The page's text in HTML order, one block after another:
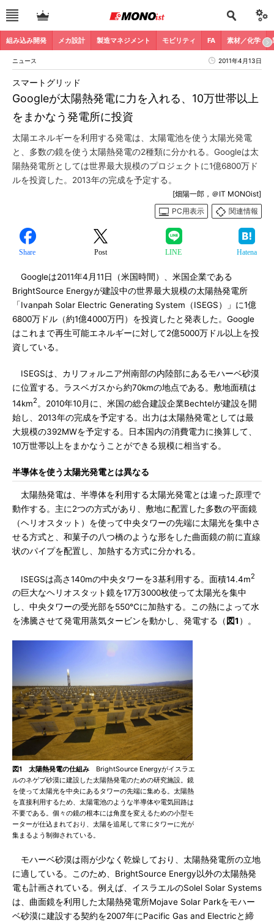
組み込み開発 メカ設計 製造マネジメント モビリティ FA 素材／化学
ニュース 2011年4月13日
Googleが太陽熱発電に力を入れる、10万世帯以上
をまかなう発電所に投資
スマートグリッド
太陽エネルギーを利用する発電は、太陽電池を使う太陽光発電
と、多数の鏡を使う太陽熱発電の2種類に分かれる。Googleは太
陽熱発電所としては世界最大規模のプロジェクトに1億6800万ド
ルを投資した。2013年の完成を予定する。
[畑陽一郎，＠IT MONOist]
PC用表示
関連情報
Share Post LINE Hatena
Googleは2011年4月11日（米国時間）、米国企業である
BrightSource Energyが建設中の世界最大規模の太陽熱発電所
「Ivanpah Solar Electric Generating System（ISEGS）」に1億
6800万ドル（約1億4000万円）を投資したと発表した。Google
はこれまで再生可能エネルギーに対して2億5000万ドル以上を投
資している。
ISEGSは、カリフォルニア州南部の内陸部にあるモハーベ砂漠
に位置する。ラスベガスから約70kmの地点である。敷地面積は
14km2 。2010年10月に、米国の総合建設企業Bechtelが建設を開
始し、2013年の完成を予定する。出力は太陽熱発電としては最
大規模の392MWを予定する。日本国内の消費電力に換算して、
10万世帯以上をまかなうことができる規模に相当する。
半導体を使う太陽光発電とは異なる
太陽熱発電は、半導体を利用する太陽光発電とは違った原理で
動作する。主に2つの方式があり、敷地に配置した多数の平面鏡
（ヘリオスタット）を使って中央タワーの先端に太陽光を集中さ
せる方式と、和菓子の八つ橋のような形をした曲面鏡の前に直線
状のパイプを配置し、加熱する方式に分かれる。
ISEGSは高さ140mの中央タワーを3基利用する。面積14.4m2
の巨大なヘリオスタット鏡を17万3000枚使って太陽光を集中
し、中央タワーの受光部を550℃に加熱する。この熱によって水
を沸騰させて発電用蒸気タービンを動かし、発電する（ 図1 ）。
図1 太陽熱発電の仕組み BrightSource Energyがイスラエ
ルのネゲブ砂漠に建設した太陽熱発電のための研究施設。鏡
を使って太陽光を中央にあるタワーの先端に集める。太陽熱
を直接利用するため、太陽電池のような半導体や電気回路は
不要である。個々の鏡の根本には角度を変えるための小型モ
ーターが仕込まれており、太陽を追尾して常にタワーに光が
集まるよう制御されている。
モハーベ砂漠は雨が少なく乾燥しており、太陽熱発電所の立地
に適している。このため、BrightSource Energy以外の太陽熱発
電も計画されている。例えば、イスラエルのSolel Solar Systems
は、曲面鏡を利用した太陽熱発電所Mojave Solar Parkをモハー
ベ砂漠に建設する契約を2007年にPacific Gas and Electricと締